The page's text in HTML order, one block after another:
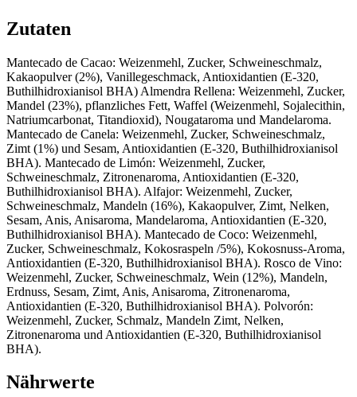
Zutaten
Mantecado de Cacao: Weizenmehl, Zucker, Schweineschmalz,
Kakaopulver (2%), Vanillegeschmack, Antioxidantien (E-320,
Buthilhidroxianisol BHA) Almendra Rellena: Weizenmehl, Zucker,
Mandel (23%), pflanzliches Fett, Waffel (Weizenmehl, Sojalecithin,
Natriumcarbonat, Titandioxid), Nougataroma und Mandelaroma.
Mantecado de Canela: Weizenmehl, Zucker, Schweineschmalz,
Zimt (1%) und Sesam, Antioxidantien (E-320, Buthilhidroxianisol
BHA). Mantecado de Limón: Weizenmehl, Zucker,
Schweineschmalz, Zitronenaroma, Antioxidantien (E-320,
Buthilhidroxianisol BHA). Alfajor: Weizenmehl, Zucker,
Schweineschmalz, Mandeln (16%), Kakaopulver, Zimt, Nelken,
Sesam, Anis, Anisaroma, Mandelaroma, Antioxidantien (E-320,
Buthilhidroxianisol BHA). Mantecado de Coco: Weizenmehl,
Zucker, Schweineschmalz, Kokosraspeln /5%), Kokosnuss-Aroma,
Antioxidantien (E-320, Buthilhidroxianisol BHA). Rosco de Vino:
Weizenmehl, Zucker, Schweineschmalz, Wein (12%), Mandeln,
Erdnuss, Sesam, Zimt, Anis, Anisaroma, Zitronenaroma,
Antioxidantien (E-320, Buthilhidroxianisol BHA). Polvorón:
Weizenmehl, Zucker, Schmalz, Mandeln Zimt, Nelken,
Zitronenaroma und Antioxidantien (E-320, Buthilhidroxianisol
BHA).
Nährwerte